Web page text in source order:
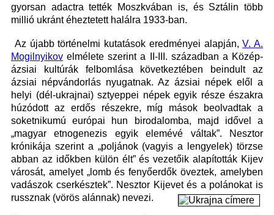
gyorsan adactra tették Moszkvában is, és Sztálin több
millió ukránt éheztetett halálra 1933-ban.
Az újabb történelmi kutatások eredményei alapján,V. A.
Mogilnyikov elmélete szerint a II-III. században a Közép-
ázsiai kultúrák felbomlása következtében beindult az
ázsiai népvándorlás nyugatnak. Az ázsiai népek elől a
helyi (dél-ukrajnai) sztyeppei népek egyik része északra
húzódott az erdős részekre, míg mások beolvadtak a
soketnikumú európai hun birodalomba, majd idővel a
„magyar etnogenezis egyik elemévé váltak”. Nesztor
krónikája szerint a „poljánok (vagyis a lengyelek) törzse
abban az időkben külön élt” és vezetőik alapították Kijev
városát, amelyet „lomb és fenyőerdők öveztek, amelyben
vadászok cserkésztek”. Nesztor Kijevet és a polánokat is
russznak (vörös alánnak) nevezi.